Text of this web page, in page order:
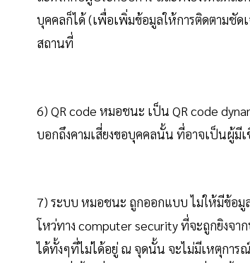
บุคคลก็ได้ (เพื่อเพิ่มข้อมูลให้การติดตาม
สถานที่
6) QR code หมอชนะ เป็น QR code
บอกถึงคามเสี่ยงขอบุคคลนั้น ที่อาจเป็นผู้มี
7) ระบบ หมอชนะ ถูกออกแบบ ไม่ให้มีข้อมู
โหว่ทาง computer security ที่จะถูกยิงจ
ได้ทั้งๆที่ไม่ได้อยู่ ณ จุดนั้น จะไม่มีเหตุการ